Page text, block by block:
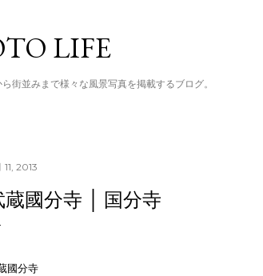
LIFE
街並みまで様々な風景写真を掲載するブログ。
11, 2013
蔵國分寺 │ 国分寺
國分寺